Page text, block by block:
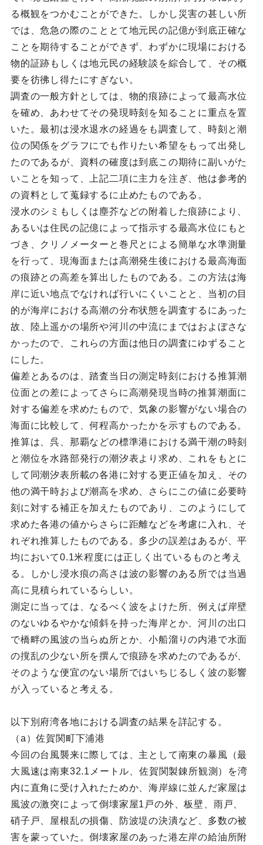
る概観をつかむことができた。しかし災害の甚しい所
では、危急の際のこととて地元民の記億が到底正確な
ことを期待することができず、わずかに現場における
物的証跡もしくは地元民の経験談を綜合して、その概
要を彷彿し得たにすぎない。
調査の一般方針としては、物的痕跡によって最高水位
を確め、あわせてその発現時刻を知ることに重点を置
いた。最初は浸水退水の経過をも調査して、時刻と潮
位の関係をグラフにでも作りたい希望をもって出発し
たのであるが、資料の確度は到底この期待に副いがた
いことを知って、上記二項に主力を注ぎ、他は参考的
の資料として蒐録するに止めたものである。
浸水のシミもしくは塵芥などの附着した痕跡により、
あるいは住民の記億によって指示する最高水位にもと
づき、クリノメーターと巻尺とによる簡単な水準測量
を行って、現海面または高潮発生後における最高海面
の痕跡との高差を算出したものである。この方法は海
岸に近い地点でなければ行いにくいことと、当初の目
的が海岸における高潮の分布状態を調査するにあった
故、陸上遥かの場所や河川の中流にまではおよぼさな
かったので、これらの方面は他日の調査にゆずること
にした。
偏差とあるのは、踏査当日の測定時刻における推算潮
位面との差によってさらに高潮発現当時の推算潮面に
対する偏差を求めたもので、気象の影響がない場合の
海面に比較して、何程高かったかを示すものである。
推算は、呉、那覇などの標準港における満干潮の時刻
と潮位を水路部発行の潮汐表より求め、これをもとに
して同潮汐表所載の各港に対する更正値を加え、その
他の満干時および潮高を求め、さらにこの値に必要時
刻に対する補正を加えたものであり、このようにして
求めた各港の値からさらに距離などを考慮に入れ、そ
れぞれ推算したものである。多少の誤差はあるが、平
均において0.1米程度には正しく出ているものと考え
る。しかし浸水痕の高さは波の影響のある所では当過
高に見積られているらしい。
測定に当っては、なるべく波をよけた所、例えば岸壁
のないゆるやかな傾斜を持った海岸とか、河川の出口
で橋畔の風波の当らぬ所とか、小船溜りの内港で水面
の撹乱の少ない所を撰んで痕跡を求めたのであるが、
そのような便宜のない場所ではいちじるしく波の影響
が入っていると考える。
以下別府湾各地における調査の結果を詳記する。
（a）佐賀関町下浦港
今回の台風襲来に際しては、主として南東の暴風（最
大風速は南東32.1メートル、佐賀関製錬所観測）を湾
内に直角に受け入れたためか、海岸線に並んだ家屋は
風波の激突によって倒壊家屋1戸の外、板壁、雨戸、
硝子戸、屋根乱の損傷、防波堤の決潰など、多数の被
害を蒙っていた。倒壊家屋のあった港左岸の給油所附